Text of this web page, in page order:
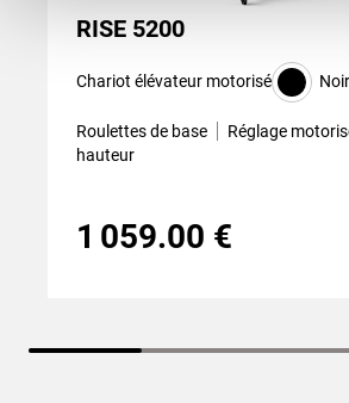
RISE 5200
Chariot élévateur motorisé Noir
Roulettes de base
Réglage
hauteur
1 059.00 €